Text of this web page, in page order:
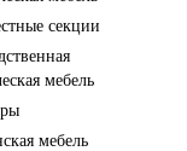
секции
мебель
мебель